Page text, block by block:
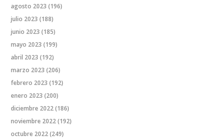
agosto 2023 (196)
julio 2023 (188)
junio 2023 (185)
mayo 2023 (199)
abril 2023 (192)
marzo 2023 (206)
febrero 2023 (192)
enero 2023 (200)
diciembre 2022(186)
noviembre 2022(192)
octubre 2022(249)